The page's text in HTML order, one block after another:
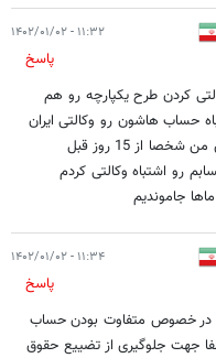
۱۱:۳۲ - ۱۴۰۲/۰۱/۰۲
پاسخ
5 فروردین وکالتی کردن طرح یکپارچه رو هم
حساب هاشون رو وکالتی ایران
خودرو و سایپا کردن بتونن ثبت نام کنن من شخصا از 15 روز قبل
رو اشتباه وکالتی کردم
جاموندیم
۱۱:۳۴ - ۱۴۰۲/۰۱/۰۲
پاسخ
در خصوص متفاوت بودن حساب
جهت جلوگیری از تضییع حقوق